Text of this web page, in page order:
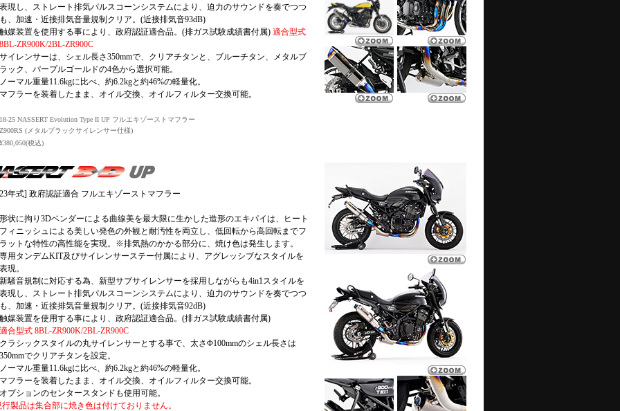
表現し、ストレート排気パルスコーンシステムにより、迫力のサウンドを奏でつつ
も、加速・近接排気音量規制クリア。(近接排気音93dB)
触媒装置を使用する事により、政府認証適合品。(排ガス試験成績書付属) 適合型式
8BL-ZR900K/2BL-ZR900C
サイレンサーは、シェル長さ350mmで、クリアチタンと、ブルーチタン、メタルブ
ラック、パープルゴールドの4色から選択可能。
ノーマル重量11.6kgに比べ、約6.2kgと約46%の軽量化。
マフラーを装着したまま、オイル交換、オイルフィルター交換可能。
18-25 NASSERT Evolution Type II UP フルエキゾーストマフラー
Z900RS (メタルブラックサイレンサー仕様)
¥380,050(税込)
年式] 政府認証適合 フルエキゾーストマフラー
形状に拘り3Dベンダーによる曲線美を最大限に生かした造形のエキパイは、ヒート
フィニッシュによる美しい発色の外観と耐汚性を両立し、低回転から高回転までフ
ラットな特性の高性能を実現。※排気熱のかかる部分に、焼け色は発生します。
専用タンデムKIT及びサイレンサーステー付属により、アグレッシブなスタイルを
表現。
新騒音規制に対応する為、新型サブサイレンサーを採用しながらも4in1スタイルを
表現し、ストレート排気パルスコーンシステムにより、迫力のサウンドを奏でつつ
も、加速・近接排気音量規制クリア。(近接排気音92dB)
触媒装置を使用する事により、政府認証適合品。(排ガス試験成績書付属)
適合型式 8BL-ZR900K/2BL-ZR900C
クラシックスタイルの丸サイレンサーとする事で、太さΦ100mmのシェル長さは
350mmでクリアチタンを設定。
ノーマル重量11.6kgに比べ、約6.2kgと約46%の軽量化。
マフラーを装着したまま、オイル交換、オイルフィルター交換可能。
オプションのセンタースタンドも使用可能。
製品は集合部に焼き色は付けておりません。